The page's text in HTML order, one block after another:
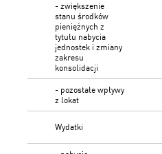
- zwiększenie
stanu środków
pieniężnych z
tytułu nabycia
jednostek i zmiany
zakresu
konsolidacji
- pozostałe wpływy
z lokat
Wydatki